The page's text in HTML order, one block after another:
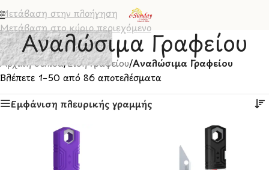
Μετάβαση στην πλοήγηση
Μετάβαση στο κύριο περιεχόμενο
Αναλώσιμα Γραφείου
Αρχική σελίδα/Είδη Γραφείου/Αναλώσιμα Γραφείου
Βλέπετε 1–50 από 86 αποτελέσματα
Εμφάνιση πλευρικής γραμμής